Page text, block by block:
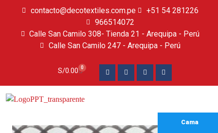
contacto@decotextiles.com.pe
+51 54 281226
966514072
Calle San Camilo 308- Tienda 21 - Arequipa - Perú
Calle San Camilo 247 - Arequipa - Perú​
S/0.00 0
Cama